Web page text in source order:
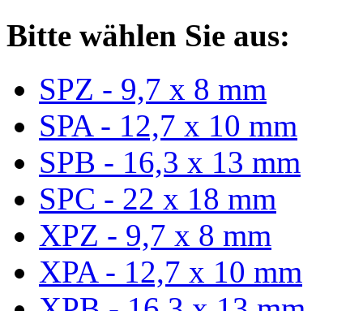
Bitte wählen Sie aus:
SPZ - 9,7 x 8 mm
SPA - 12,7 x 10 mm
SPB - 16,3 x 13 mm
SPC - 22 x 18 mm
XPZ - 9,7 x 8 mm
XPA - 12,7 x 10 mm